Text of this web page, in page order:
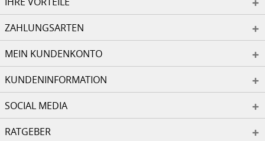
ZAHLUNGSARTEN
MEIN KUNDENKONTO
KUNDENINFORMATION
SOCIAL MEDIA
RATGEBER